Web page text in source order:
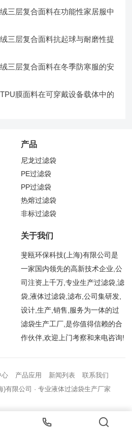
三层复合面料在功能性家居服中
三层复合面料抗起球与耐磨性提
三层复合面料在冬季防寒服的安
膜面料在可穿戴设备载体中的
产品
尼龙过滤袋
PE过滤袋
PP过滤袋
热熔过滤袋
非标过滤袋
关于我们
斐瓯环保科技(上海)有限公司是
一家国内领先的高新技术企业,公
司注资上千万,专业生产过滤袋,滤
袋,液体过滤袋,滤布,公司集研发,
设计,生产,销售,服务为一体的过
滤袋生产工厂,是你值得信赖的合
作伙伴,欢迎上门考察和来电咨询!
心 产品应用 新闻列表
联系我们
)有限公司 · 专业液体过滤袋生产厂家